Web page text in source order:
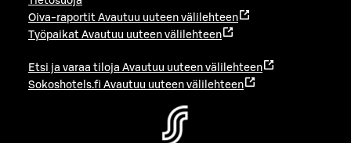
Oiva-raportit Avautuu uuteen välilehteen
Työpaikat Avautuu uuteen välilehteen
Etsi ja varaa tiloja Avautuu uuteen välilehteen
Sokoshotels.fi Avautuu uuteen välilehteen